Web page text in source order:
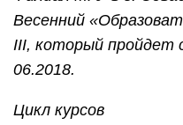
Весенний
III, который пройдет
06.2018.
Цикл курсов